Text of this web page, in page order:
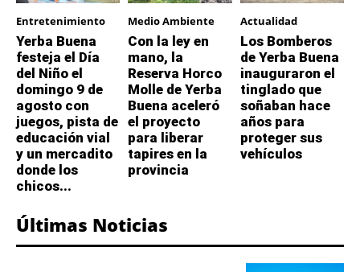
Entretenimiento
Yerba Buena
festeja el Día
del Niño el
domingo 9 de
agosto con
juegos, pista de
educación vial
y un mercadito
donde los
chicos...
Medio Ambiente
Con la ley en
mano, la
Reserva Horco
Molle de Yerba
Buena aceleró
el proyecto
para liberar
tapires en la
provincia
Actualidad
Los Bomberos
de Yerba Buena
inauguraron el
tinglado que
soñaban hace
años para
proteger sus
vehículos
Últimas Noticias